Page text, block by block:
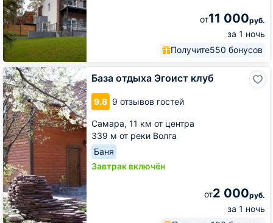
от11 000руб.
за 1 ночь
Получите550 бонусов
База отдыха Эгоист клуб
9.8 9 отзывов гостей
Самара, 11 км от центра
339 м от реки Волга
Баня
Завтрак включён
от2 000руб.
за 1 ночь
База
отдыха
Эгоист
клуб